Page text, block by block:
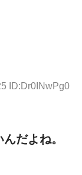
ID:Dr0INwPg0
だよね。